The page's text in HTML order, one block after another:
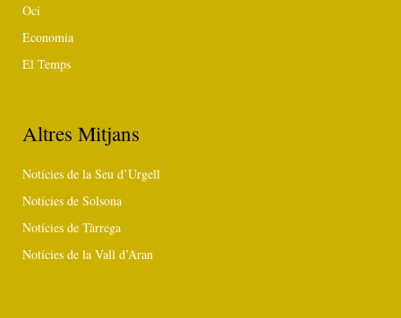
Oci
Economia
El Temps
Altres Mitjans
Notícies de la Seu d’Urgell
Notícies de Solsona
Notícies de Tàrrega
Notícies de la Vall d’Aran